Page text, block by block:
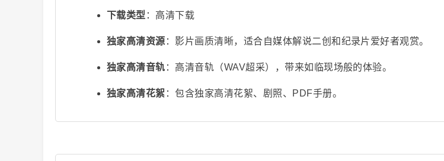
爆
下载类型 ：高清下载
独家高清资源 ：影片画质清晰，适合自媒体解说二创和纪录片爱好者观赏。
独家高清音轨 ：高清音轨（WAV超采），带来如临现场般的体验。
独家高清花絮 ：包含独家高清花絮、剧照、PDF手册。